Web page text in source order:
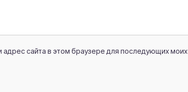
адрес сайта в этом браузере для последующих моих